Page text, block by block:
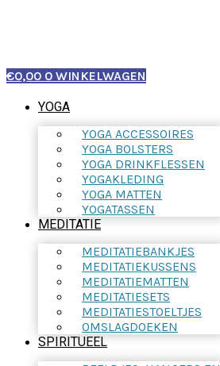
€0,00 0 WINKELWAGEN
YOGA
YOGA ACCESSOIRES
YOGA BOLSTERS
YOGA DRINKFLESSEN
YOGAKLEDING
YOGA MATTEN
YOGATASSEN
MEDITATIE
MEDITATIEBANKJES
MEDITATIEKUSSENS
MEDITATIEMATTEN
MEDITATIESETS
MEDITATIESTOELTJES
OMSLAGDOEKEN
SPIRITUEEL